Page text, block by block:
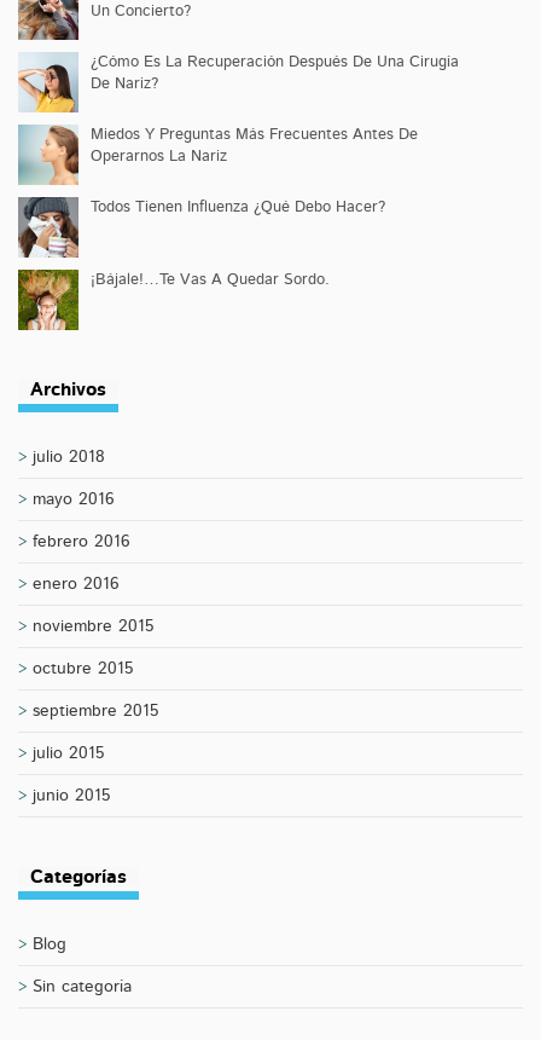
Un Concierto?
¿Cómo Es La Recuperación Después De Una Cirugía
De Nariz?
Miedos Y Preguntas Más Frecuentes Antes De
Operarnos La Nariz
Todos Tienen Influenza ¿Qué Debo Hacer?
¡Bájale!…Te Vas A Quedar Sordo.
Archivos
julio 2018
mayo 2016
febrero 2016
enero 2016
noviembre 2015
octubre 2015
septiembre 2015
julio 2015
junio 2015
Categorías
Blog
Sin categoría